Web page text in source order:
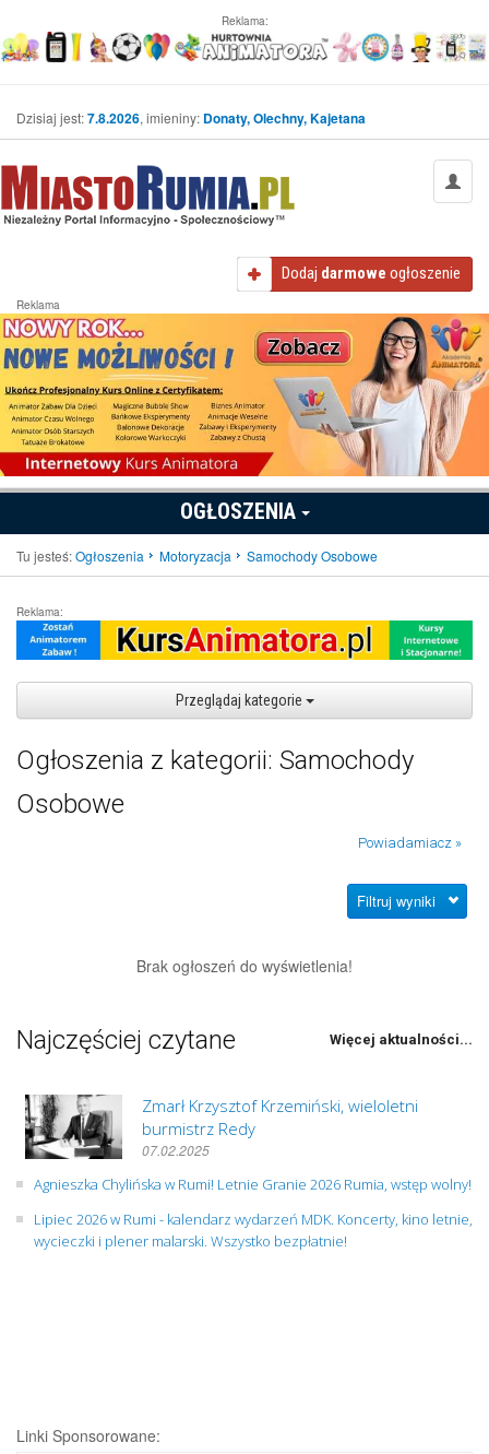
Reklama:
Dzisiaj jest:7.8.2026, imieniny: Donaty, Olechny, Kajetana
Dodaj darmowe ogłoszenie
Reklama
OGŁOSZENIA
Tu jesteś:Ogłoszenia Motoryzacja Samochody Osobowe
Reklama:
Przeglądaj kategorie
Ogłoszenia z kategorii: Samochody
Osobowe
Powiadamiacz »
Filtruj wyniki
Brak ogłoszeń do wyświetlenia!
Najczęściej czytane Więcej aktualności...
Zmarł Krzysztof Krzemiński, wieloletni
burmistrz Redy
07.02.2025
Agnieszka Chylińska w Rumi! Letnie Granie 2026 Rumia, wstęp wolny!
Lipiec 2026 w Rumi - kalendarz wydarzeń MDK. Koncerty, kino letnie,
wycieczki i plener malarski. Wszystko bezpłatnie!
Linki Sponsorowane: